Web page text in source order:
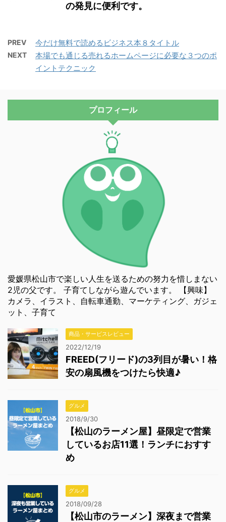
の発見に便利です。
PREV 今だけ無料で読めるビジネス本８タイトル
NEXT
本場でも通じる売れるホームページに必要な３つのポ
イントテクニック
プロフィール
愛媛県松山市で楽しい人生を送るための努力を惜しまない
2児の父です。 子育てしながら遊んでいます。 【興味】
カメラ、イラスト、自転車通勤、マーケティング、ガジェ
ット、子育て
商品・サービスレビュー
2022/12/19
FREED(フリード)の3列目が暑い！格
安の扇風機をつけたら快適♪
グルメ
2018/9/30
【松山のラーメン屋】昼限定で営業
しているお店11選！ランチにおすす
め
グルメ
2018/09/28
【松山市のラーメン】深夜まで営業